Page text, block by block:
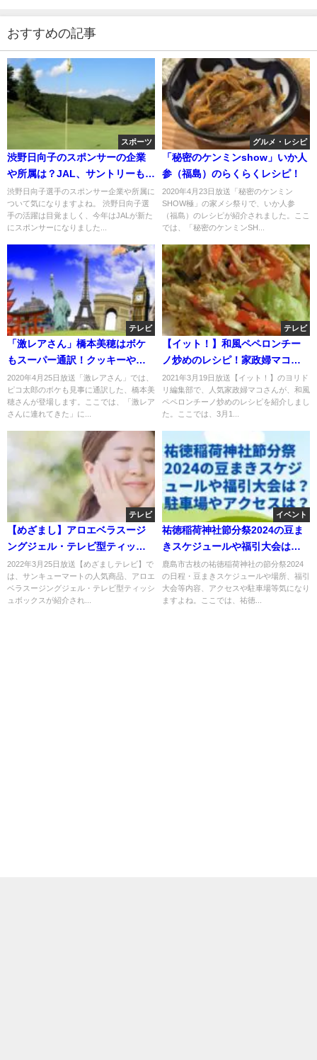
おすすめの記事
スポーツ
渋野日向子のスポンサーの企業
や所属は？JAL、サントリーもサ
ポート！
渋野日向子選手のスポンサー企業や所属に
ついて気になりますよね。 渋野日向子選
手の活躍は目覚ましく、今年はJALが新た
にスポンサーになりました...
グルメ・レシピ
「秘密のケンミンshow」いか人
参（福島）のらくらくレシピ！
2020年4月23日放送「秘密のケンミン
SHOW極」の家メシ祭りで、いか人参
（福島）のレシピが紹介されました。ここ
では、「秘密のケンミンSH...
テレビ
「激レアさん」橋本美穂はボケ
もスーパー通訳！クッキーやピ
コ太郎もOK?
2020年4月25日放送「激レアさん」では、
ピコ太郎のボケも見事に通訳した、橋本美
穂さんが登場します。ここでは、「激レア
さんに連れてきた」に...
テレビ
【イット！】和風ペペロンチー
ノ炒めのレシピ！家政婦マコさ
ん（mako）が伝授！3月19日
2021年3月19日放送【イット！】のヨリド
リ編集部で、人気家政婦マコさんが、和風
ペペロンチーノ炒めのレシピを紹介しまし
た。ここでは、3月1...
テレビ
【めざまし】アロエベラスージ
ングジェル・テレビ型ティッシ
ュボックスのお取り寄せ！ 3月
25日
2022年3月25日放送【めざましテレビ】で
は、サンキューマートの人気商品、アロエ
ベラスージングジェル・テレビ型ティッシ
ュボックスが紹介され...
イベント
祐徳稲荷神社節分祭2024の豆ま
きスケジュールや福引大会は？
駐車場やアクセスは？
鹿島市古枝の祐徳稲荷神社の節分祭2024
の日程・豆まきスケジュールや場所、福引
大会等内容、アクセスや駐車場等気になり
ますよね。ここでは、祐徳...